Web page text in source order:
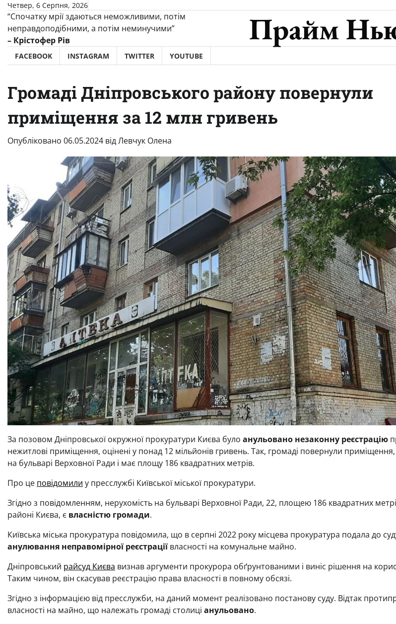
Перейти
до
вмісту
Четвер, 6 Серпня, 2026
“Спочатку мрії здаються неможливими, потім
неправдоподібними, а потім неминучими”
– Крістофер Рів
Прайм
FACEBOOK INSTAGRAM TWITTER YOUTUBE
Громаді Дніпровського району повернули
приміщення за 12 млн гривень
Опубліковано 06.05.2024 відЛевчук Олена
За позовом Дніпровської окружної прокуратури Києва було анульовано незаконну реєстрацію
нежитлові приміщення, оцінені у понад 12 мільйонів гривень. Так, громаді повернули
на бульварі Верховної Ради і має площу 186 квадратних метрів.
Про це повідомили у пресслужбі Київської міської прокуратури.
Згідно з повідомленням, нерухомість на бульварі Верховної Ради, 22, площею 186 квадратних
районі Києва, є власністю громади.
Київська міська прокуратура повідомила, що в серпні 2022 року місцева прокуратура подала до
анулювання неправомірної реєстрації власності на комунальне майно.
Дніпровський райсуд Києва визнав аргументи прокурора обґрунтованими і виніс рішення на
Таким чином, він скасував реєстрацію права власності в повному обсязі.
Згідно з інформацією від пресслужби, на даний момент реалізовано постанову суду. Відтак
власності на майно, що належать громаді столиці анульовано.